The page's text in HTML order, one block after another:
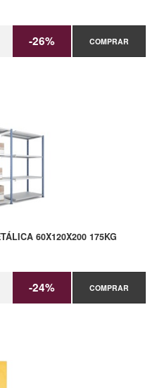
-26% COMPRAR
60X120X200 175KG
-24% COMPRAR